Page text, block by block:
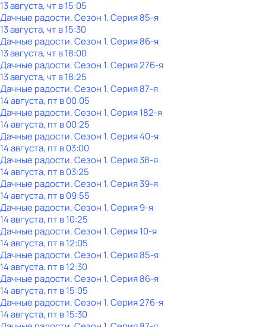
13 августа, чт в 15:05
Дачные радости. Сезон 1. Серия 85-я
13 августа, чт в 15:30
Дачные радости. Сезон 1. Серия 86-я
13 августа, чт в 18:00
Дачные радости. Сезон 1. Серия 276-я
13 августа, чт в 18:25
Дачные радости. Сезон 1. Серия 87-я
14 августа, пт в 00:05
Дачные радости. Сезон 1. Серия 182-я
14 августа, пт в 00:25
Дачные радости. Сезон 1. Серия 40-я
14 августа, пт в 03:00
Дачные радости. Сезон 1. Серия 38-я
14 августа, пт в 03:25
Дачные радости. Сезон 1. Серия 39-я
14 августа, пт в 09:55
Дачные радости. Сезон 1. Серия 9-я
14 августа, пт в 10:25
Дачные радости. Сезон 1. Серия 10-я
14 августа, пт в 12:05
Дачные радости. Сезон 1. Серия 85-я
14 августа, пт в 12:30
Дачные радости. Сезон 1. Серия 86-я
14 августа, пт в 15:05
Дачные радости. Сезон 1. Серия 276-я
14 августа, пт в 15:30